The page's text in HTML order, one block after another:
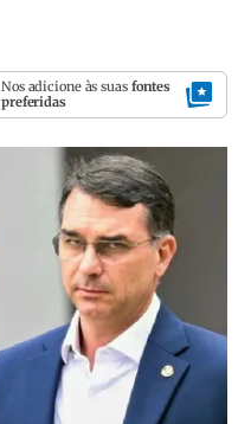
Nos adicione às suas fontes
preferidas